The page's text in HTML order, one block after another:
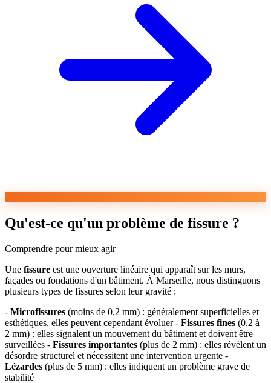
Qu'est-ce qu'un problème de fissure ?
Comprendre pour mieux agir
Une fissure est une ouverture linéaire qui apparaît sur les murs,
façades ou fondations d'un bâtiment. À Marseille, nous distinguons
plusieurs types de fissures selon leur gravité :
- Microfissures (moins de 0,2 mm) : généralement superficielles et
esthétiques, elles peuvent cependant évoluer - Fissures fines (0,2 à
2 mm) : elles signalent un mouvement du bâtiment et doivent être
surveillées - Fissures importantes (plus de 2 mm) : elles révèlent un
désordre structurel et nécessitent une intervention urgente -
Lézardes (plus de 5 mm) : elles indiquent un problème grave de
stabilité